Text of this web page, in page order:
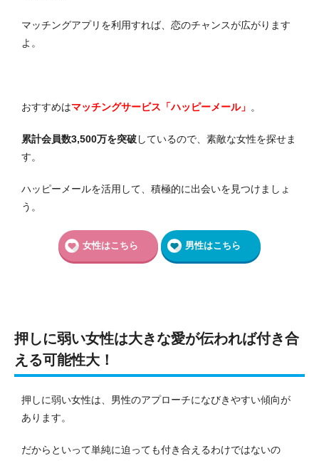
マッチングアプリを利用すれば、恋のチャンスが広がります
よ。
おすすめはマッチングサービス「ハッピーメール」 。
累計会員数3,500万を突破しているので、素敵な女性を探せま
す。
ハッピーメールを活用して、積極的に出会いを見つけましょ
う。
女性はこちら 男性はこちら
押しに弱い女性は大きな愛が伝われば付き合
える可能性大！
押しに弱い女性は、男性のアプローチになびきやすい傾向が
あります。
だからといって単純に迫っても付き合えるわけではないの